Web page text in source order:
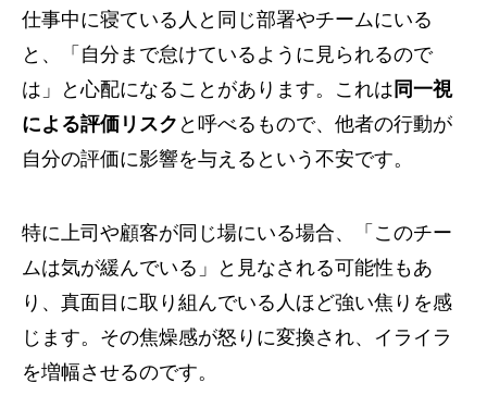
仕事中に寝ている人と同じ部署やチームにいる
と、「自分まで怠けているように見られるので
は」と心配になることがあります。これは 同一視
による評価リスク と呼べるもので、他者の行動が
自分の評価に影響を与えるという不安です。
特に上司や顧客が同じ場にいる場合、「このチー
ムは気が緩んでいる」と見なされる可能性もあ
り、真面目に取り組んでいる人ほど強い焦りを感
じます。その焦燥感が怒りに変換され、イライラ
を増幅させるのです。